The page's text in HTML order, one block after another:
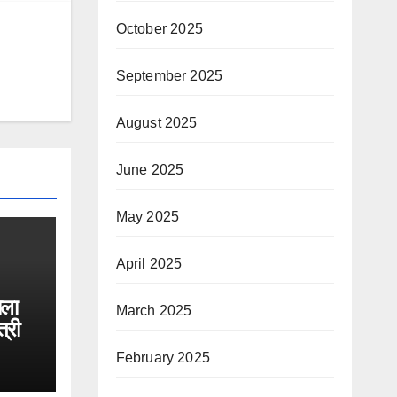
October 2025
September 2025
August 2025
June 2025
May 2025
April 2025
March 2025
February 2025